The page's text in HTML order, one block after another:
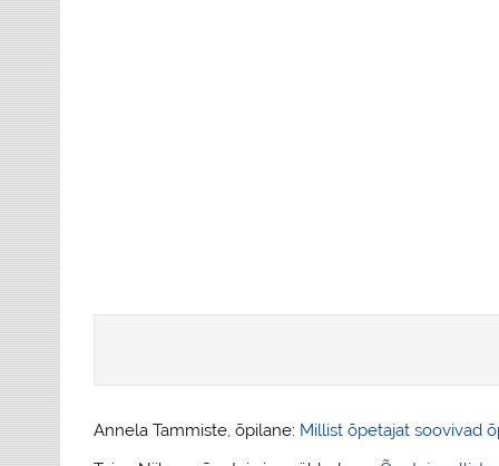
Annela Tammiste, õpilane: Millist õpetajat soovivad